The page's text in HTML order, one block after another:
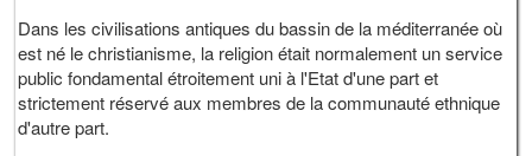
Dans les civilisations antiques du bassin de la méditerranée où
est né le christianisme, la religion était normalement un service
public fondamental étroitement uni à l'Etat d'une part et
strictement réservé aux membres de la communauté ethnique
d'autre part.